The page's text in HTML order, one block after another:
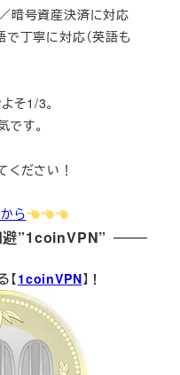
暗号資産決済に対応
丁寧に対応（英語も
そ1/3。
です。
ください！
ら
避”1coinVPN”
【1coinVPN】！